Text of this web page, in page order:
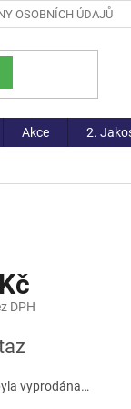
OSOBNÍCH ÚDAJŮ
Akce 2.
DPH
vyprodána…